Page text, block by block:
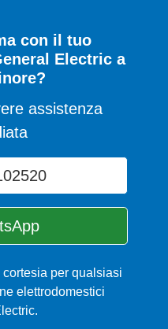
con il tuo
Electric a
assistenza
per qualsiasi
elettrodomestici